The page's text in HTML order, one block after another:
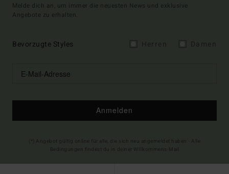
Melde dich an, um immer die neuesten News und exklusive
Angebote zu erhalten.
Bevorzugte Styles
Anmelden